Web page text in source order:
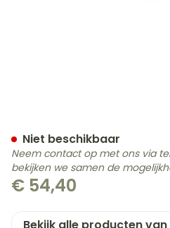
€ 54,40
Niet beschikbaar
Neem contact op met ons via
bekijken we samen de